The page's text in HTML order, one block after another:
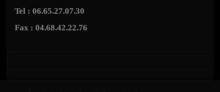
Tel : 06.65.27.07.30
Fax : 04.68.42.22.76